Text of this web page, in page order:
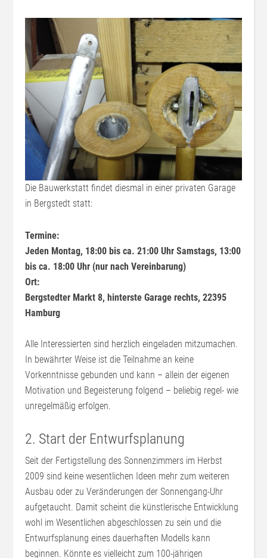
Die Bauwerkstatt findet diesmal in einer privaten Garage
in Bergstedt statt:
Termine:
Jeden Montag, 18:00 bis ca. 21:00 Uhr Samstags, 13:00
bis ca. 18:00 Uhr (nur nach Vereinbarung)
Ort:
Bergstedter Markt 8, hinterste Garage rechts, 22395
Hamburg
Alle Interessierten sind herzlich eingeladen mitzumachen.
In bewährter Weise ist die Teilnahme an keine
Vorkenntnisse gebunden und kann – allein der eigenen
Motivation und Begeisterung folgend – beliebig regel- wie
unregelmäßig erfolgen.
2. Start der Entwurfsplanung
Seit der Fertigstellung des Sonnenzimmers im Herbst
2009 sind keine wesentlichen Ideen mehr zum weiteren
Ausbau oder zu Veränderungen der Sonnengang-Uhr
aufgetaucht. Damit scheint die künstlerische Entwicklung
wohl im Wesentlichen abgeschlossen zu sein und die
Entwurfsplanung eines dauerhaften Modells kann
beginnen. Könnte es vielleicht zum 100-jährigen